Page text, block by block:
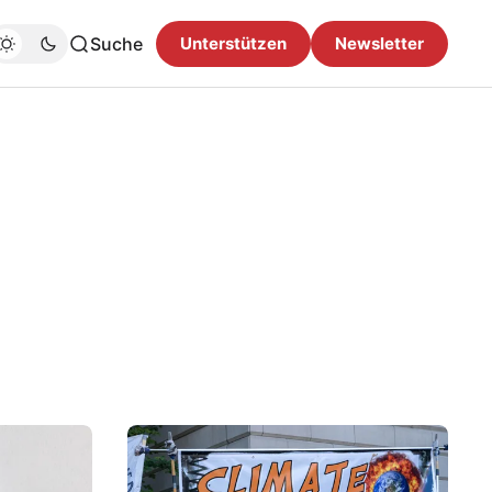
Suche Unterstützen Newsletter